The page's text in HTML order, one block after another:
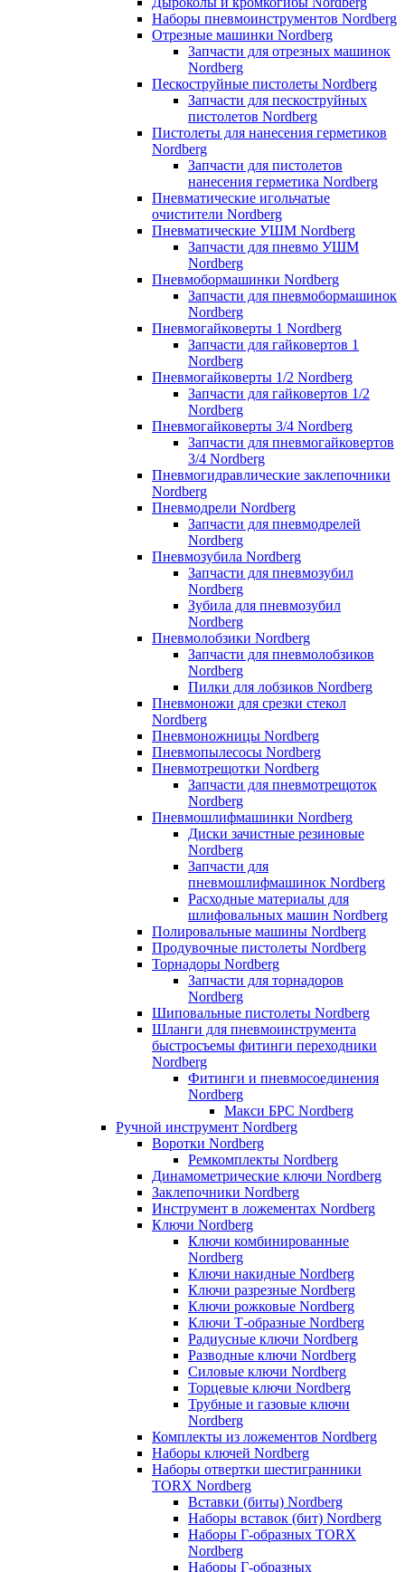
Наборы пневмоинструментов Nordberg
Отрезные машинки Nordberg
Запчасти для отрезных машинок
Nordberg
Пескоструйные пистолеты Nordberg
Запчасти для пескоструйных
пистолетов Nordberg
Пистолеты для нанесения герметиков
Nordberg
Запчасти для пистолетов
нанесения герметика Nordberg
Пневматические игольчатые
очистители Nordberg
Пневматические УШМ Nordberg
Запчасти для пневмо УШМ
Nordberg
Пневмобормашинки Nordberg
Запчасти для пневмобормашинок
Nordberg
Пневмогайковерты 1 Nordberg
Запчасти для гайковертов 1
Nordberg
Пневмогайковерты 1/2 Nordberg
Запчасти для гайковертов 1/2
Nordberg
Пневмогайковерты 3/4 Nordberg
Запчасти для пневмогайковертов
3/4 Nordberg
Пневмогидравлические заклепочники
Nordberg
Пневмодрели Nordberg
Запчасти для пневмодрелей
Nordberg
Пневмозубила Nordberg
Запчасти для пневмозубил
Nordberg
Зубила для пневмозубил
Nordberg
Пневмолобзики Nordberg
Запчасти для пневмолобзиков
Nordberg
Пилки для лобзиков Nordberg
Пневмоножи для срезки стекол
Nordberg
Пневмоножницы Nordberg
Пневмопылесосы Nordberg
Пневмотрещотки Nordberg
Запчасти для пневмотрещоток
Nordberg
Пневмошлифмашинки Nordberg
Диски зачистные резиновые
Nordberg
Запчасти для
пневмошлифмашинок Nordberg
Расходные материалы для
шлифовальных машин Nordberg
Полировальные машины Nordberg
Продувочные пистолеты Nordberg
Торнадоры Nordberg
Запчасти для торнадоров
Nordberg
Шиповальные пистолеты Nordberg
Шланги для пневмоинструмента
быстросъемы фитинги переходники
Nordberg
Фитинги и пневмосоединения
Nordberg
Макси БРС Nordberg
Ручной инструмент Nordberg
Воротки Nordberg
Ремкомплекты Nordberg
Динамометрические ключи Nordberg
Заклепочники Nordberg
Инструмент в ложементах Nordberg
Ключи Nordberg
Ключи комбинированные
Nordberg
Ключи накидные Nordberg
Ключи разрезные Nordberg
Ключи рожковые Nordberg
Ключи Т-образные Nordberg
Радиусные ключи Nordberg
Разводные ключи Nordberg
Силовые ключи Nordberg
Торцевые ключи Nordberg
Трубные и газовые ключи
Nordberg
Комплекты из ложементов Nordberg
Наборы ключей Nordberg
Наборы отвертки шестигранники
TORX Nordberg
Вставки (биты) Nordberg
Наборы вставок (бит) Nordberg
Наборы Г-образных TORX
Nordberg
Наборы Г-образных